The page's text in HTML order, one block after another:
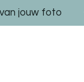
jouw foto